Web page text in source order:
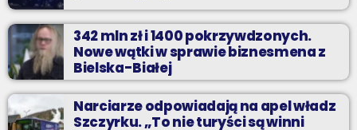
342 mln zł i 1400 pokrzywdzonych.
Nowe wątki w sprawie biznesmena z
Bielska-Białej
Narciarze odpowiadają na apel władz
Szczyrku. „To nie turyści są winni